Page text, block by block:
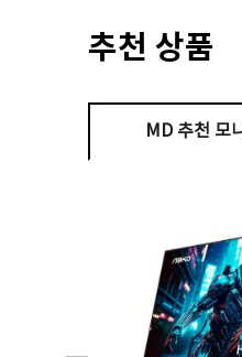
추천 상품
MD 추천 모